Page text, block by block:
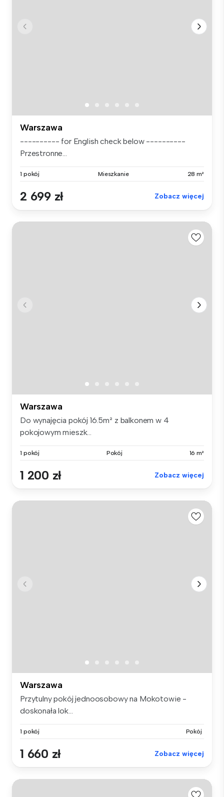
Warszawa
---------- for English check below ----------
Przestronne...
1 pokój Mieszkanie 28 m²
2 699 zł Zobacz więcej
Warszawa
Do wynajęcia pokój 16.5m² z balkonem w 4
pokojowym mieszk...
1 pokój Pokój 16 m²
1 200 zł Zobacz więcej
Warszawa
Przytulny pokój jednoosobowy na Mokotowie -
doskonała lok...
1 pokój Pokój
1 660 zł Zobacz więcej